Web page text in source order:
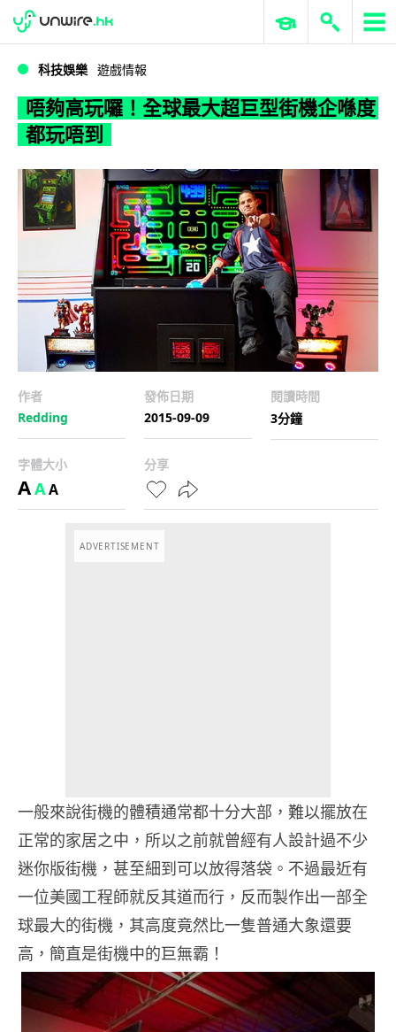
WWDC 2026 ERP 與商業 AI
科技娛樂 遊戲情報
唔夠高玩囉！全球最大超巨型街機企喺度
都玩唔到
作者
Redding
發佈日期
2015-09-09
閱讀時間
3分鐘
字體大小
AAA
分享
ADVERTISEMENT
一般來說街機的體積通常都十分大部，難以擺放在
正常的家居之中，所以之前就曾經有人設計過不少
迷你版街機，甚至細到可以放得落袋。不過最近有
一位美國工程師就反其道而行，反而製作出一部全
球最大的街機，其高度竟然比一隻普通大象還要
高，簡直是街機中的巨無霸！